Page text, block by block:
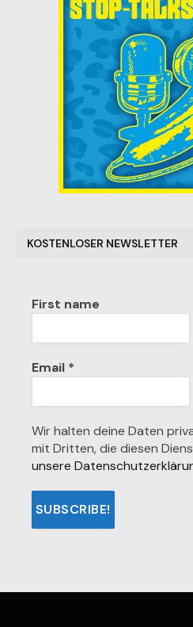
KOSTENLOSER NEWSLETTER
First name
Email *
Wir halten deine Daten
mit Dritten, die diesen
unsere